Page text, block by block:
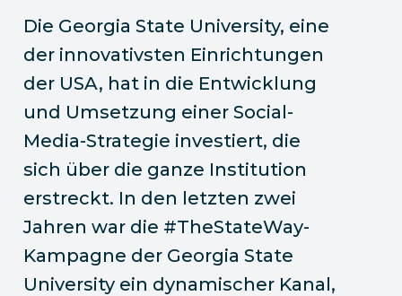
Die Georgia State University, eine
der innovativsten Einrichtungen
der USA, hat in die Entwicklung
und Umsetzung einer Social-
Media-Strategie investiert, die
sich über die ganze Institution
erstreckt. In den letzten zwei
Jahren war die #TheStateWay-
Kampagne der Georgia State
University ein dynamischer Kanal,